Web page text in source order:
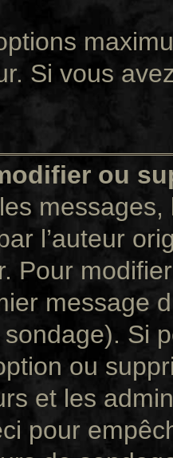
Si vous
ou
l’auteur
Pour
message
Si
ou
et les
pour